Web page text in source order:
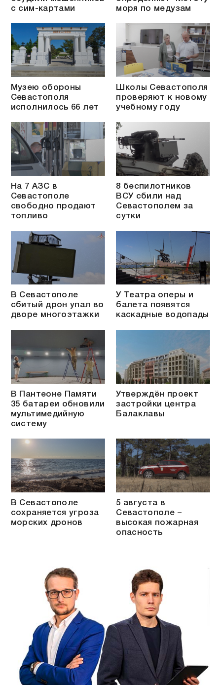
с сим-картами
моря по медузам
Музею обороны
Севастополя
исполнилось 66 лет
Школы Севастополя
проверяют к новому
учебному году
На 7 АЗС в
Севастополе
свободно продают
топливо
8 беспилотников
ВСУ сбили над
Севастополем за
сутки
В Севастополе
сбитый дрон упал во
дворе многоэтажки
У Театра оперы и
балета появятся
каскадные водопады
В Пантеоне Памяти
35 батареи обновили
мультимедийную
систему
Утверждён проект
застройки центра
Балаклавы
В Севастополе
сохраняется угроза
морских дронов
5 августа в
Севастополе –
высокая пожарная
опасность